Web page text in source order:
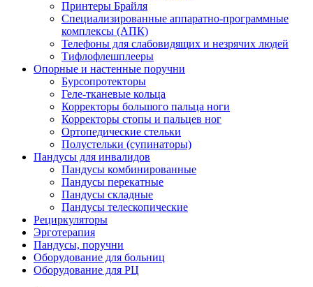
Принтеры Брайля
Специализированные аппаратно-программные
комплексы (АПК)
Телефоны для слабовидящих и незрячих людей
Тифлофлешплееры
Опорные и настенные поручни
Бурсопротекторы
Геле-тканевые кольца
Корректоры большого пальца ноги
Корректоры стопы и пальцев ног
Ортопедические стельки
Полустельки (супинаторы)
Пандусы для инвалидов
Пандусы комбинированные
Пандусы перекатные
Пандусы складные
Пандусы телескопические
Рециркуляторы
Эрготерапия
Пандусы, поручни
Оборудование для больниц
Оборудование для РЦ